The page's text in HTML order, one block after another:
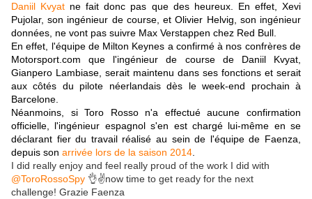
Daniil Kvyat ne fait donc pas que des heureux. En effet, Xevi
Pujolar, son ingénieur de course, et Olivier Helvig, son ingénieur
données, ne vont pas suivre Max Verstappen chez Red Bull.
En effet, l'équipe de Milton Keynes a confirmé à nos confrères de
Motorsport.com que l'ingénieur de course de Daniil Kvyat,
Gianpero Lambiase, serait maintenu dans ses fonctions et serait
aux côtés du pilote néerlandais dès le week-end prochain à
Barcelone.
Néanmoins, si Toro Rosso n'a effectué aucune confirmation
officielle, l'ingénieur espagnol s'en est chargé lui-même en se
déclarant fier du travail réalisé au sein de l'équipe de Faenza,
depuis son arrivée lors de la saison 2014
I did really enjoy and feel really proud of the work I did with
@ToroRossoSpy 👌✌️now time to get ready for the next
challenge! Grazie Faenza